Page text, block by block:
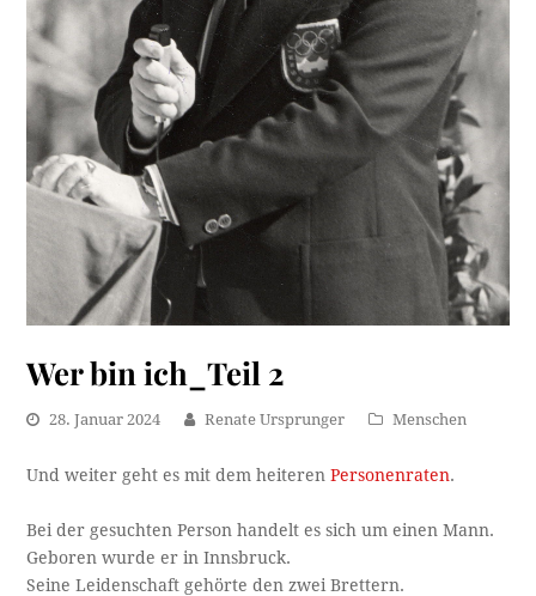
Wer bin ich_Teil 2
28. Januar 2024 Renate Ursprunger Menschen
Und weiter geht es mit dem heiterenPersonenraten.
Bei der gesuchten Person handelt es sich um einen Mann.
Geboren wurde er in Innsbruck.
Seine Leidenschaft gehörte den zwei Brettern.